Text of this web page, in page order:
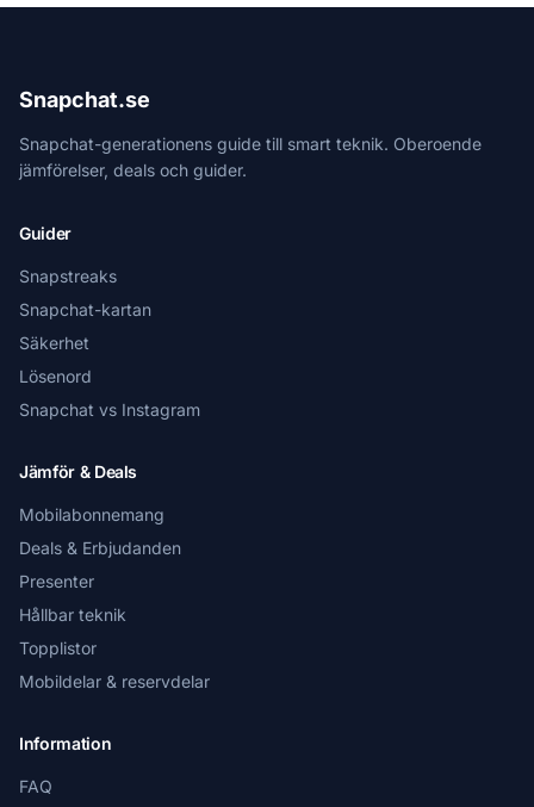
Snapchat.se
Snapchat-generationens guide till smart teknik. Oberoende
jämförelser, deals och guider.
Guider
Snapstreaks
Snapchat-kartan
Säkerhet
Lösenord
Snapchat vs Instagram
Jämför & Deals
Mobilabonnemang
Deals & Erbjudanden
Presenter
Hållbar teknik
Topplistor
Mobildelar & reservdelar
Information
FAQ